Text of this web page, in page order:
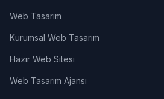
Web Tasarım
Kurumsal Web Tasarım
Hazır Web Sitesi
Web Tasarım Ajansı